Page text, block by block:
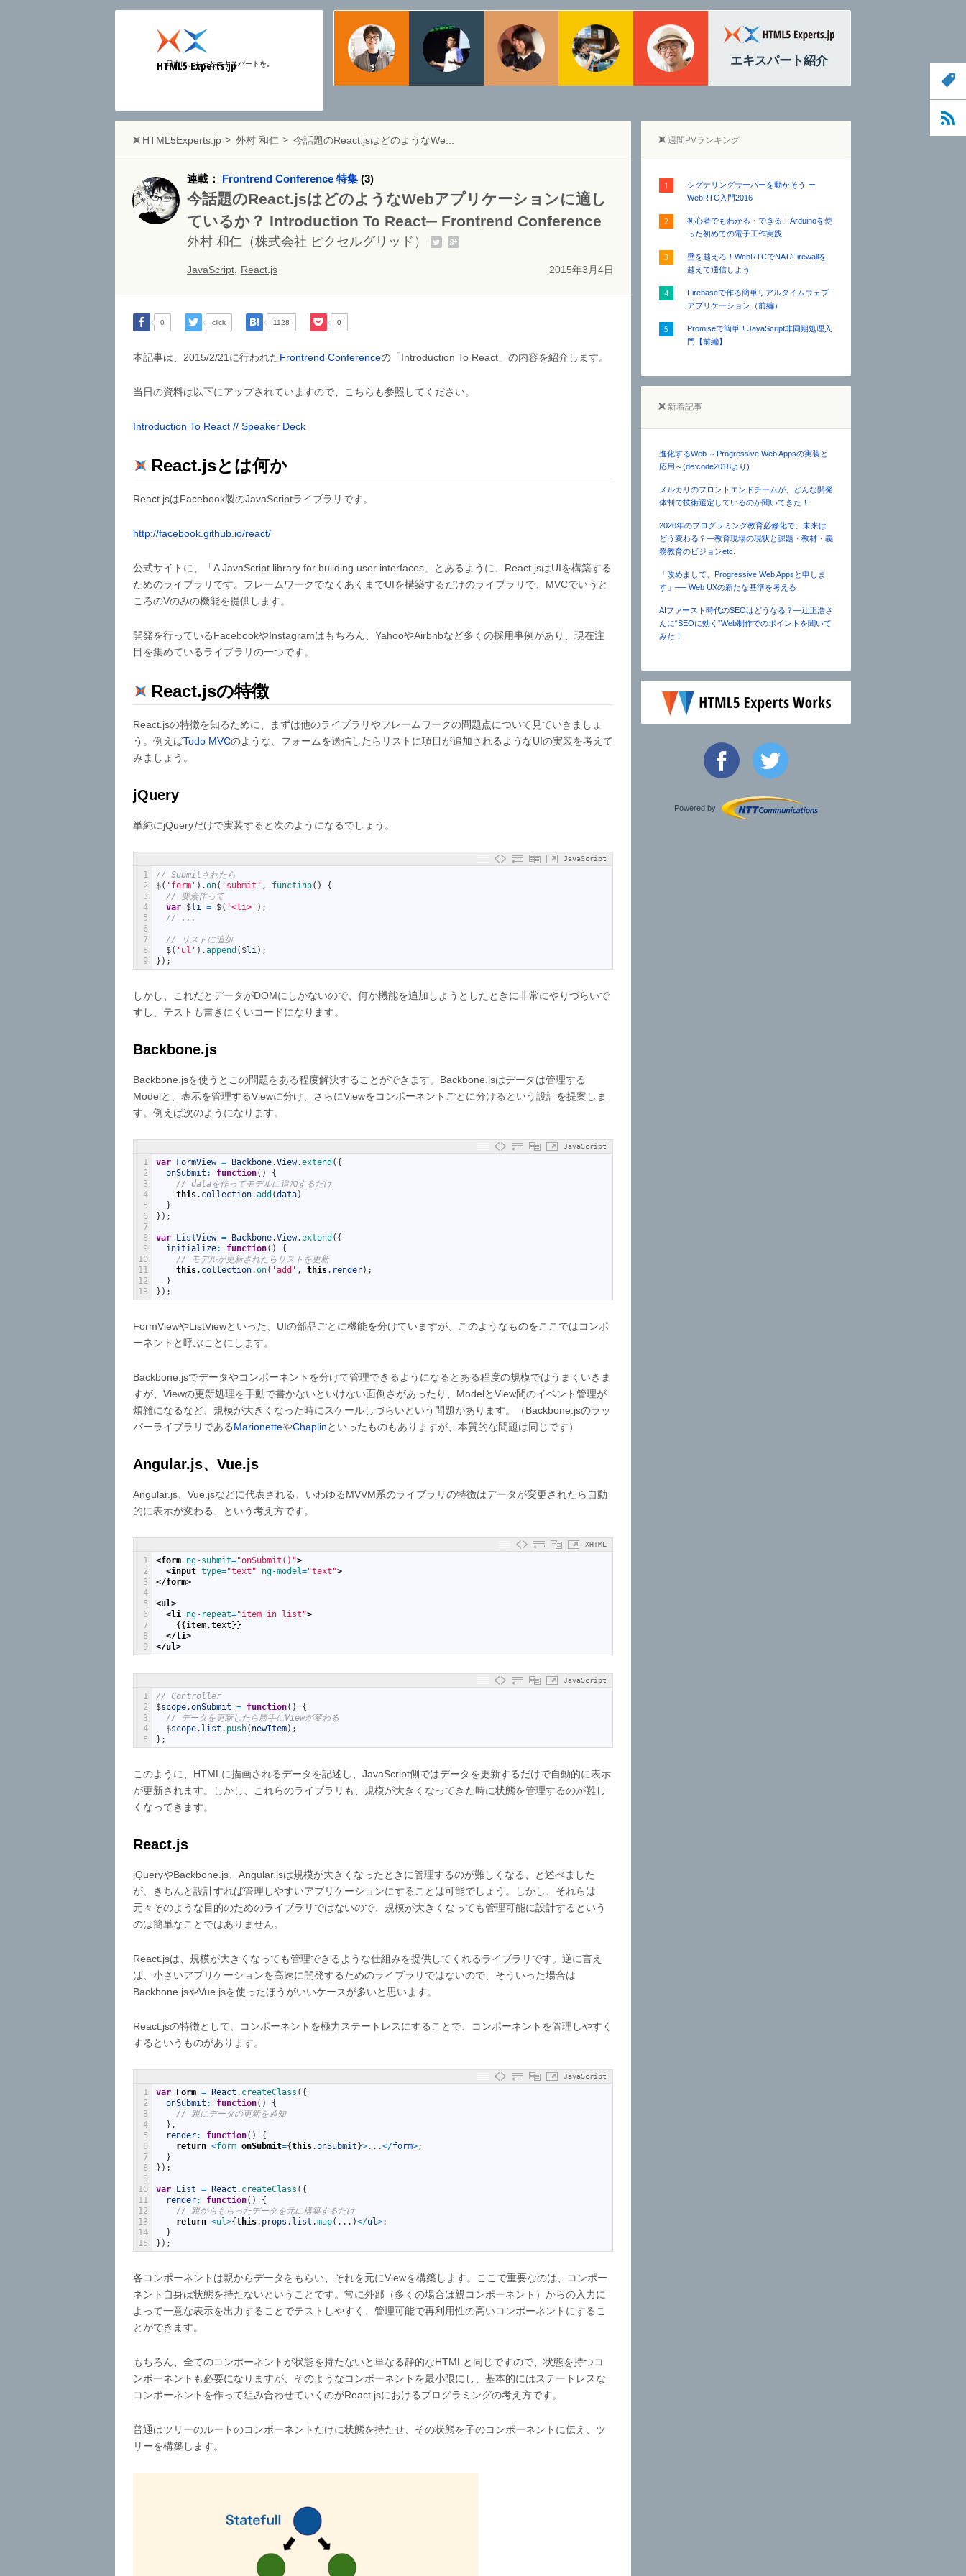
HTML5 Experts.jp
日本に、もっとエキスパートを。
物江 修
日本マイクロソフト株式会社
Webエバンジェリスト
宇都宮佑亮 ちゃんとく
dotstudio株式会社
加藤拓明 白石 俊平
HTML5 Experts.jp編集長
エキスパート紹介
HTML5Experts.jp 外村 和仁 今話題のReact.jsはどのようなWe...
今話題のReact.jsはどのようなWebアプリケーションに適し
ているか？ Introduction To React─ Frontrend Conference
外村 和仁 （株式会社 ピクセルグリッド）
JavaScript React.js 2015年3月4日
0 click 1128 0
連載： Frontrend Conference 特集 (3)
本記事は、2015/2/21に行われたFrontrend Conferenceの「Introduction To React」の内容を紹介します。
当日の資料は以下にアップされていますので、こちらも参照してください。
Introduction To React // Speaker Deck
React.jsとは何か
React.jsはFacebook製のJavaScriptライブラリです。
http://facebook.github.io/react/
公式サイトに、「A JavaScript library for building user interfaces」とあるように、React.jsはUIを構築する
ためのライブラリです。フレームワークでなくあくまでUIを構築するだけのライブラリで、MVCでいうと
ころのVのみの機能を提供します。
開発を行っているFacebookやInstagramはもちろん、YahooやAirbnbなど多くの採用事例があり、現在注
目を集めているライブラリの一つです。
React.jsの特徴
React.jsの特徴を知るために、まずは他のライブラリやフレームワークの問題点について見ていきましょ
う。例えばTodo MVCのような、フォームを送信したらリストに項目が追加されるようなUIの実装を考えて
みましょう。
jQuery
単純にjQueryだけで実装すると次のようになるでしょう。
JavaScript
1
2
3
4
5
6
7
8
9
// Submitされたら
$( 'form' ) .on( 'submit' , functino( )
{
// 要素作って
var $li = $( '<li>' ) ;
// ...
// リストに追加
$( 'ul' ) .append ( $li) ;
} ) ;
しかし、これだとデータがDOMにしかないので、何か機能を追加しようとしたときに非常にやりづらいで
すし、テストも書きにくいコードになります。
Backbone.js
Backbone.jsを使うとこの問題をある程度解決することができます。Backbone.jsはデータは管理する
Modelと、表示を管理するViewに分け、さらにViewをコンポーネントごとに分けるという設計を提案しま
す。例えば次のようになります。
JavaScript
1
2
3
4
5
6
7
8
9
10
11
12
13
var FormView = Backbone.View.extend ( {
onSubmit : function( )
{
// dataを作ってモデルに追加するだけ
this. collection.add (data)
}
} ) ;
var ListView = Backbone.View.extend ( {
initialize: function( )
{
// モデルが更新されたらリストを更新
this. collection.on( 'add' , this. render) ;
}
} ) ;
FormViewやListViewといった、UIの部品ごとに機能を分けていますが、このようなものをここではコンポ
ーネントと呼ぶことにします。
Backbone.jsでデータやコンポーネントを分けて管理できるようになるとある程度の規模ではうまくいきま
すが、Viewの更新処理を手動で書かないといけない面倒さがあったり、ModelとView間のイベント管理が
煩雑になるなど、規模が大きくなった時にスケールしづらいという問題があります。（Backbone.jsのラッ
パーライブラリであるMarionetteやChaplinといったものもありますが、本質的な問題は同じです）
Angular.js、Vue.js
Angular.js、Vue.jsなどに代表される、いわゆるMVVM系のライブラリの特徴はデータが変更されたら自動
的に表示が変わる、という考え方です。
XHTML
1
2
3
4
5
6
7
8
9
<form ng-submit="onSubmit()">
<input type="text" ng-model="text">
</form>
<ul>
<li ng-repeat="item in list">
{{item.text}}
</li>
</ul>
JavaScript
1
2
3
4
5
// Controller
$scope.onSubmit = function( )
{
// データを更新したら勝手にViewが変わる
$scope. list . push( newItem) ;
} ;
このように、HTMLに描画されるデータを記述し、JavaScript側ではデータを更新するだけで自動的に表示
が更新されます。しかし、これらのライブラリも、規模が大きくなってきた時に状態を管理するのが難し
くなってきます。
React.js
jQueryやBackbone.js、Angular.jsは規模が大きくなったときに管理するのが難しくなる、と述べました
が、きちんと設計すれば管理しやすいアプリケーションにすることは可能でしょう。しかし、それらは
元々そのような目的のためのライブラリではないので、規模が大きくなっても管理可能に設計するという
のは簡単なことではありません。
React.jsは、規模が大きくなっても管理できるような仕組みを提供してくれるライブラリです。逆に言え
ば、小さいアプリケーションを高速に開発するためのライブラリではないので、そういった場合は
Backbone.jsやVue.jsを使ったほうがいいケースが多いと思います。
React.jsの特徴として、コンポーネントを極力ステートレスにすることで、コンポーネントを管理しやすく
するというものがあります。
JavaScript
1
2
3
4
5
6
7
8
9
10
11
12
13
14
15
var Form = React . createClass ( {
onSubmit : function( )
{
// 親にデータの更新を通知
} ,
render: function( )
{
return <form onSubmit={this.onSubmit }>. . .</form>;
}
} ) ;
var List = React . createClass ( {
render: function( )
{
// 親からもらったデータを元に構築するだけ
return <ul>{this. props . list .map( . . . )</ul>;
}
} ) ;
各コンポーネントは親からデータをもらい、それを元にViewを構築します。ここで重要なのは、コンポー
ネント自身は状態を持たないということです。常に外部（多くの場合は親コンポーネント）からの入力に
よって一意な表示を出力することでテストしやすく、管理可能で再利用性の高いコンポーネントにするこ
とができます。
もちろん、全てのコンポーネントが状態を持たないと単なる静的なHTMLと同じですので、状態を持つコ
ンポーネントも必要になりますが、そのようなコンポーネントを最小限にし、基本的にはステートレスな
コンポーネントを作って組み合わせていくのがReact.jsにおけるプログラミングの考え方です。
普通はツリーのルートのコンポーネントだけに状態を持たせ、その状態を子のコンポーネントに伝え、ツ
リーを構築します。
週間PVランキング
シグナリングサーバーを動かそう ー
WebRTC入門2016
初心者でもわかる・できる！Arduinoを使
った初めての電子工作実践
壁を越えろ！WebRTCでNAT/Firewallを
越えて通信しよう
Firebaseで作る簡単リアルタイムウェブ
アプリケーション（前編）
Promiseで簡単！JavaScript非同期処理入
門【前編】
新着記事
進化するWeb ～Progressive Web Appsの実装と
応用～(de:code2018より)
メルカリのフロントエンドチームが、どんな開発
体制で技術選定しているのか聞いてきた！
2020年のプログラミング教育必修化で、未来は
どう変わる？―教育現場の現状と課題・教材・義
務教育のビジョンetc.
「改めまして、Progressive Web Appsと申しま
す」── Web UXの新たな基準を考える
AIファースト時代のSEOはどうなる？―辻正浩さ
んに“SEOに効く”Web制作でのポイントを聞いて
みた！
Powered by